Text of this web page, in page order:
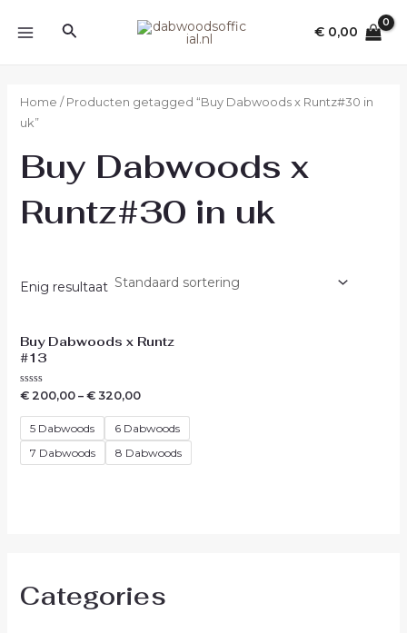
naar
Zoeken € 0,00
Categories
Home / Producten getagged “Buy Dabwoods x Runtz#30 in
uk”
Buy Dabwoods x
Runtz#30 in uk
Enig resultaat
Buy Dabwoods x Runtz
#13
Waardering
uit
€200,00– €320,00
5 Dabwoods
6 Dabwoods
7 Dabwoods
8 Dabwoods